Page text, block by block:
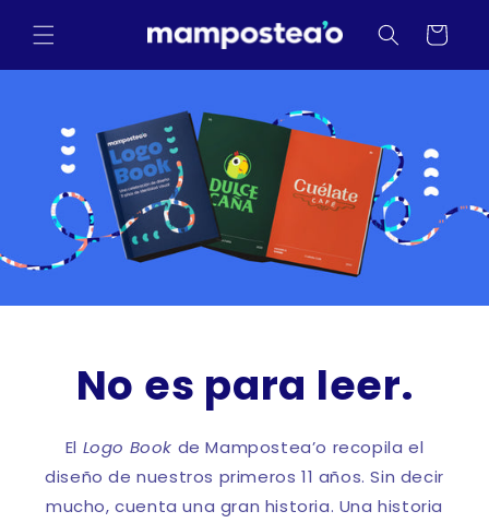
content
Cart
No es para leer.
El Logo Book de Mampostea’o recopila el
diseño de nuestros primeros 11 años. Sin decir
mucho, cuenta una gran historia. Una historia